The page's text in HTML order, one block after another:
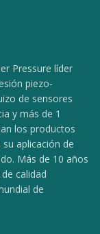
Pressure líder
piezo-
de sensores
y más de 1
los productos
aplicación de
Más de 10 años
calidad
de